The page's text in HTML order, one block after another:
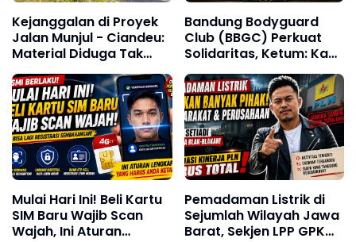
Kejanggalan di Proyek
Jalan Munjul - Ciandeu:
Material Diduga Tak
Sesuai Spesifikasi
Bandung Bodyguard
Club (BBGC) Perkuat
Solidaritas, Ketum: Kami
Adalah Satu Keluarga
Mulai Hari Ini! Beli Kartu
SIM Baru Wajib Scan
Wajah, Ini Aturan
Pemadaman Listrik di
Sejumlah Wilayah Jawa
Barat, Sekjen LPP GPK